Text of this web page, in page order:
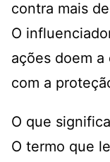
contra mais
O
ações doem
com a
O que
O termo que